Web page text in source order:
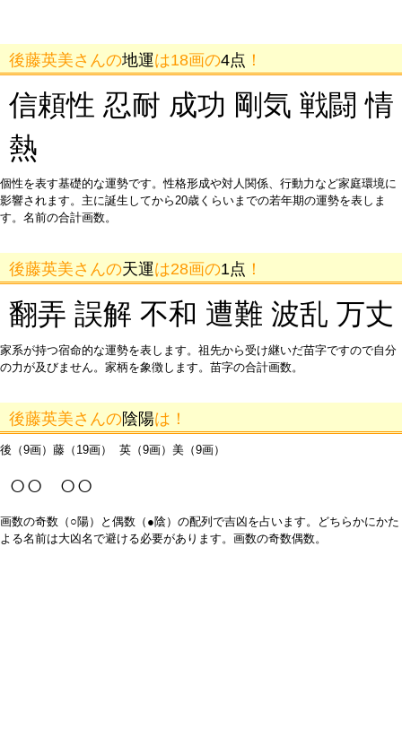
後藤英美さんの地運は18画の4点 ！
信頼性 忍耐 成功 剛気 戦闘 情
熱
個性を表す基礎的な運勢です。性格形成や対人関係、行動力など家庭環境に
影響されます。主に誕生してから20歳くらいまでの若年期の運勢を表しま
す。名前の合計画数。
後藤英美さんの天運は28画の1点 ！
翻弄 誤解 不和 遭難 波乱 万丈
家系が持つ宿命的な運勢を表します。祖先から受け継いだ苗字ですので自分
の力が及びません。家柄を象徴します。苗字の合計画数。
後藤英美さんの陰陽は！
後（9画）藤（19画） 英（9画）美（9画）
○○ ○○
画数の奇数（○陽）と偶数（●陰）の配列で吉凶を占います。どちらかにかた
よる名前は大凶名で避ける必要があります。画数の奇数偶数。